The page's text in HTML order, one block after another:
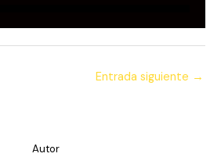
Entrada siguiente →
Autor